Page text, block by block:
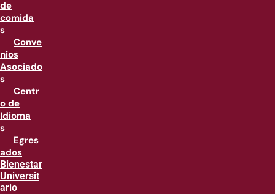
de
comida
s
Conve
nios
Asociado
s
Centr
o de
Idioma
s
Egres
ados
Bienestar
Universit
ario